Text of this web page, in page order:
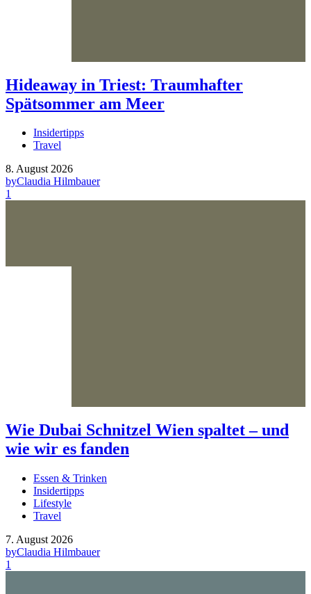
Hideaway in Triest: Traumhafter
Spätsommer am Meer
Insidertipps
Travel
8. August 2026
byClaudia Hilmbauer
1
Wie Dubai Schnitzel Wien spaltet – und
wie wir es fanden
Essen & Trinken
Insidertipps
Lifestyle
Travel
7. August 2026
byClaudia Hilmbauer
1